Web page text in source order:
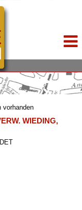
vorhanden
WIEDING,